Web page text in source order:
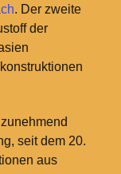
. Der zweite
der
seit dem 20.
aus